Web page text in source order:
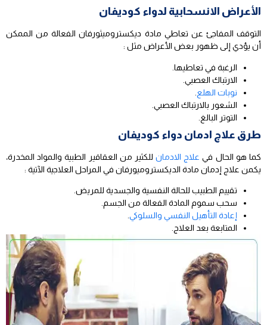
الأعراض الانسحابية لدواء كوديفان
التوقف المفاجئ عن تعاطي مادة ديكستروميثورفان الفعالة من الممكن
أن يؤدي إلى ظهور بعض الأعراض مثل :
الرغبة في تعاطيها.
الارتباك العصبي.
نوبات الهلع
الشعور بالارتباك العصبي.
التوتر البالغ.
طرق علاج ادمان دواء كوديفان
كما هو الحال في علاج الادمانللكثير من العقاقير الطبية والمواد المخدرة،
يكمن علاج إدمان مادة الديكستروميورفان في المراحل العلاجية الآتية :
تقييم الطبيب للحالة النفسية والجسدية للمريض.
سحب سموم المادة الفعالة من الجسم.
إعادة التأهيل النفسي والسلوكي
المتابعة بعد العلاج.